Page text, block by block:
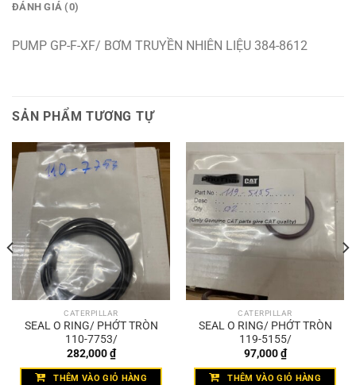
ĐÁNH GIÁ (0)
PUMP GP-F-XF/ BƠM TRUYỀN NHIÊN LIỆU 384-8612
SẢN PHẨM TƯƠNG TỰ
CATERPILLAR
SEAL O RING/ PHỚT TRÒN
110-7753/
282,000₫
THÊM VÀO GIỎ HÀNG
CATERPILLAR
SEAL O RING/ PHỚT TRÒN
119-5155/
97,000₫
THÊM VÀO GIỎ HÀNG